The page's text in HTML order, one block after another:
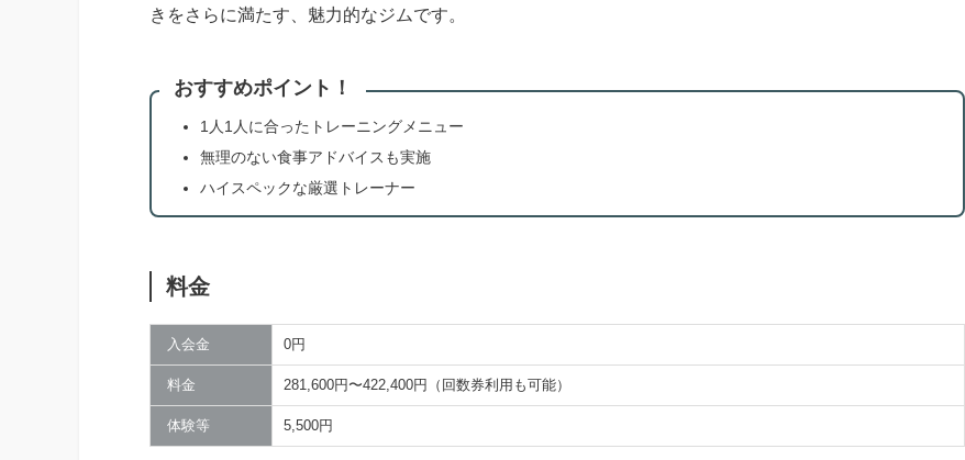
きをさらに満たす、魅力的なジムです。
おすすめポイント！
1人1人に合ったトレーニングメニュー
無理のない食事アドバイスも実施
ハイスペックな厳選トレーナー
料金
入会金 0円
料金 281,600円〜422,400円（回数券利用も可能）
体験等 5,500円